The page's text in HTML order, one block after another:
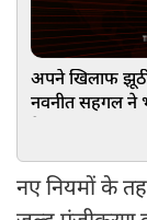
अपने खिलाफ झूठी
नवनीत सहगल ने
नए नियमों के